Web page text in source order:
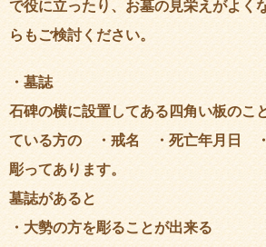
で役に立ったり、お墓の見栄えがよく
らもご検討ください。
・墓誌
石碑の横に設置してある四角い板のこ
ている方の ・戒名 ・死亡年月日
彫ってあります。
墓誌があると
・大勢の方を彫ることが出来る